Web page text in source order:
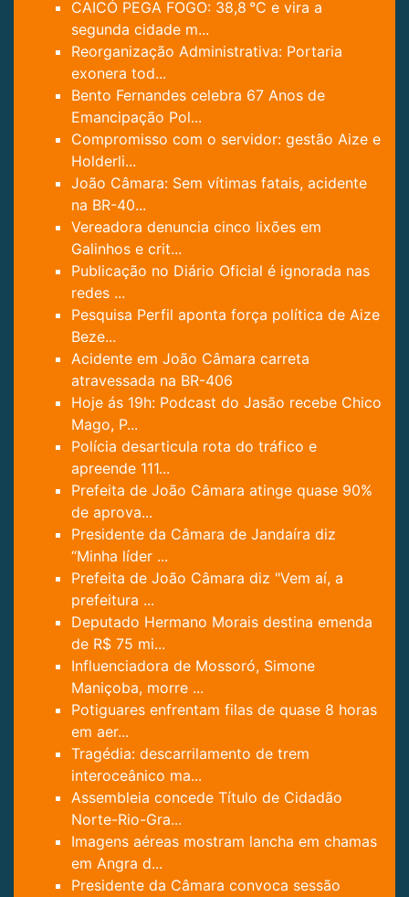
CAICÓ PEGA FOGO: 38,8 °C e vira a
segunda cidade m...
Reorganização Administrativa: Portaria
exonera tod...
Bento Fernandes celebra 67 Anos de
Emancipação Pol...
Compromisso com o servidor: gestão Aize e
Holderli...
João Câmara: Sem vítimas fatais, acidente
na BR-40...
Vereadora denuncia cinco lixões em
Galinhos e crit...
Publicação no Diário Oficial é ignorada nas
redes ...
Pesquisa Perfil aponta força política de Aize
Beze...
Acidente em João Câmara carreta
atravessada na BR-406
Hoje ás 19h: Podcast do Jasão recebe Chico
Mago, P...
Polícia desarticula rota do tráfico e
apreende 111...
Prefeita de João Câmara atinge quase 90%
de aprova...
Presidente da Câmara de Jandaíra diz
“Minha líder ...
Prefeita de João Câmara diz "Vem aí, a
prefeitura ...
Deputado Hermano Morais destina emenda
de R$ 75 mi...
Influenciadora de Mossoró, Simone
Maniçoba, morre ...
Potiguares enfrentam filas de quase 8 horas
em aer...
Tragédia: descarrilamento de trem
interoceânico ma...
Assembleia concede Título de Cidadão
Norte-Rio-Gra...
Imagens aéreas mostram lancha em chamas
em Angra d...
Presidente da Câmara convoca sessão